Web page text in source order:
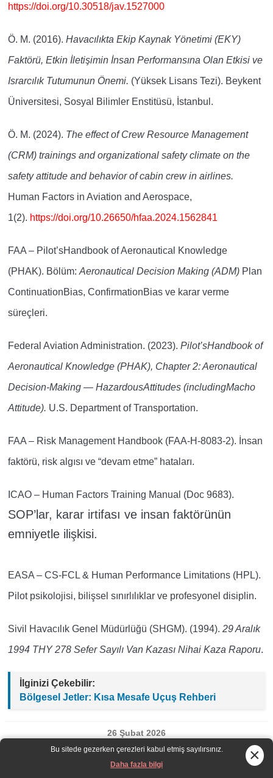
https://doi.org/10.30518/jav.1527000
Ö. M. (2016). Havacılıkta Ekip Kaynak Yönetimi (EKY)
Faktörü, Etkin İletişimin İnsan Performansına Olan Etkisi ve
Israrcılık Tutumunun Önemi. (Yüksek Lisans Tezi). Beykent
Üniversitesi, Sosyal Bilimler Enstitüsü, İstanbul.
Ö. M. (2024). The effect of Crew Resource Management
(CRM) trainings and organizational safety climate on the
safety attitude and behavior of cabin crew in airlines.
Human Factors in Aviation and Aerospace,
1(2). https://doi.org/10.26650/hfaa.2024.1562841
FAA – Pilot’sHandbook of Aeronautical Knowledge
(PHAK). Bölüm: Aeronautical Decision Making (ADM) Plan
ContinuationBias, ConfirmationBias ve karar verme
süreçleri.
Federal Aviation Administration. (2023). Pilot’sHandbook of
Aeronautical Knowledge (PHAK), Chapter 2: Aeronautical
Decision-Making — HazardousAttitudes (includingMacho
Attitude). U.S. Department of Transportation.
FAA – Risk Management Handbook (FAA-H-8083-2). İnsan
faktörü, risk algısı ve “devam etme” hataları.
ICAO – Human Factors Training Manual (Doc 9683).
SOP’lar, karar irtifası ve insan faktörünün
emniyetle ilişkisi.
EASA – CS-FCL & Human Performance Limitations (HPL).
Pilot psikolojisi, bilişsel sınırlılıklar ve profesyonel disiplin.
Sivil Havacılık Genel Müdürlüğü (SHGM). (1994). 29 Aralık
1994 THY 278 Sefer Sayılı Van Kazası Nihai Kaza Raporu.
İlginizi Çekebilir:
Bölgesel Jetler: Kısa Mesafe Uçuş Rehberi
26 Şubat 2026
Bu sitede gezerken çerezleri kabul etmiş sayılırsınız.
Daha fazla bilgi
×